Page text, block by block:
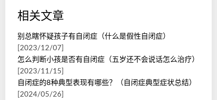
相关文章
别总瞎怀疑孩子有自闭症（什么是假性自闭症）
[2023/12/07]
怎么判断小孩是否有自闭症（五岁还不会说话怎么治疗）
[2023/11/15]
自闭症的8种典型表现有哪些？（自闭症典型症状总结）
[2024/05/26]